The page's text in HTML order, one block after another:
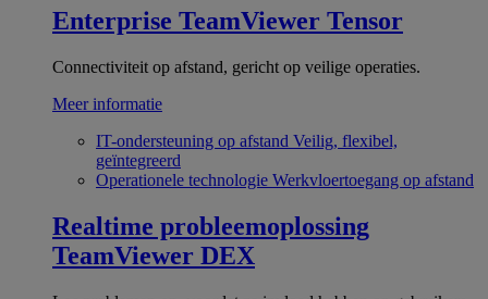
Enterprise TeamViewer Tensor
Connectiviteit op afstand, gericht op veilige operaties.
Meer informatie
IT-ondersteuning op afstand Veilig, flexibel,
geïntegreerd
Operationele technologie Werkvloertoegang op afstand
Realtime probleemoplossing
TeamViewer DEX